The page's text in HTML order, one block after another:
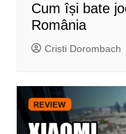
Cum își bate
România
Cristi Dorombach